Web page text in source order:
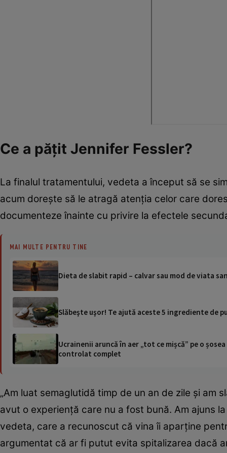
Ce a pățit Jennifer Fessler?
La finalul tratamentului, vedeta a început să se
acum dorește să le atragă atenția celor care
documenteze înainte cu privire la efectele
MAI MULTE PENTRU TINE
Dieta de slabit rapid – calvar sau mod de viata
Slăbeşte uşor! Te ajută aceste 5 ingrediente de
Ucrainenii aruncă în aer „tot ce mișcă” pe o
controlat complet
„Am luat semaglutidă timp de un an de zile și am
avut o experiență care nu a fost bună. Am ajuns
vedeta, care a recunoscut că vina îi aparține
argumentat că ar fi putut evita spitalizarea dacă